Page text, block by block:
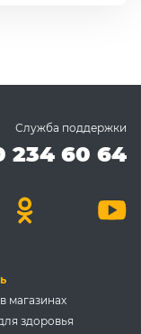
Служба поддержки
234 60 64
магазинах
здоровья